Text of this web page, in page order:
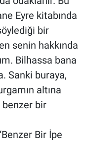
Eyre kitabında
bir
senin hakkında
Bilhassa bana
Sanki buraya,
altına
bir
Bir İpe